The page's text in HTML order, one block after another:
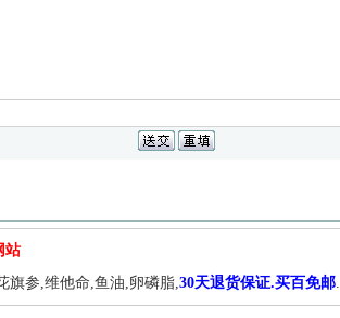
站
旗参,维他命,鱼油,卵磷脂,30天退货保证.买百免邮.